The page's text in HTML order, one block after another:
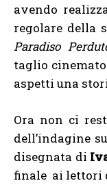
avendo
regolare della
Paradiso
taglio
aspetti una
Ora non ci
dell’indagine su
disegnata di
finale ai lettori